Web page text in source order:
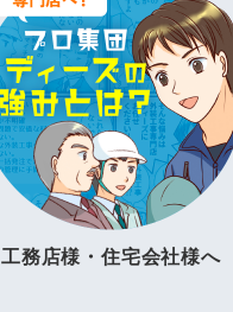
工務店様・住宅会社様へ